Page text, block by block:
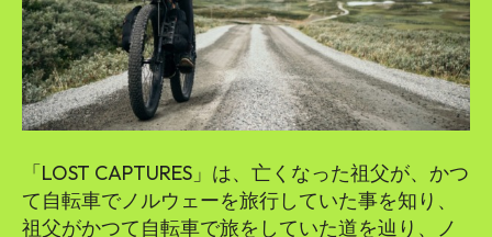
「LOST CAPTURES」は、亡くなった祖父が、かつ
て自転車でノルウェーを旅行していた事を知り、
祖父がかつて自転車で旅をしていた道を辿り、ノ